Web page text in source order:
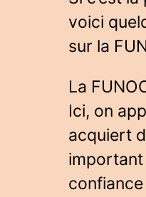
voici
sur la
La
Ici, on
acquiert
important